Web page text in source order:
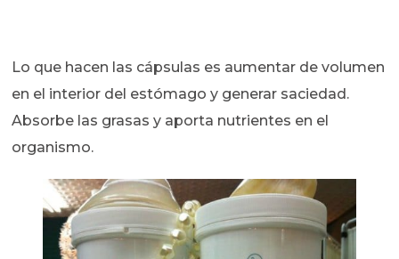
Lo que hacen las cápsulas es aumentar de volumen
en el interior del estómago y generar saciedad.
Absorbe las grasas y aporta nutrientes en el
organismo.